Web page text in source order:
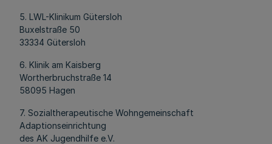
5. LWL-Klinikum Gütersloh
Buxelstraße 50
33334 Gütersloh
6. Klinik am Kaisberg
Wortherbruchstraße 14
58095 Hagen
7. Sozialtherapeutische Wohngemeinschaft
Adaptionseinrichtung
des AK Jugendhilfe e.V.